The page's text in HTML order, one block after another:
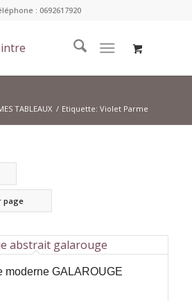
: 0692617920
TABLEAUX / Etiquette: Violet Parme
page
moderne GALAROUGE